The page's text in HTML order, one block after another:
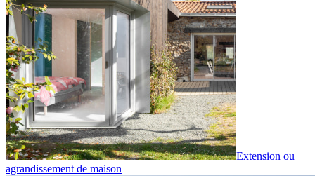
Extension ou
agrandissement de maison